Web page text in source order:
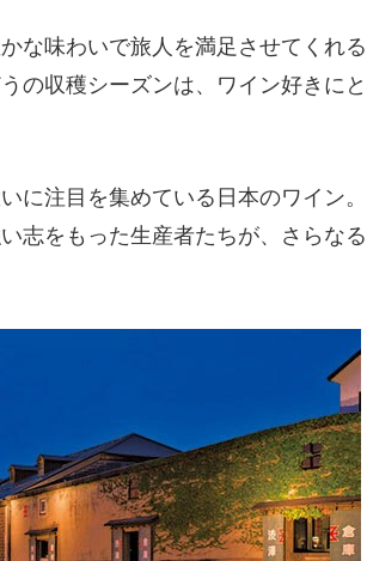
な味わいで旅人を満足させてくれ
の収穫シーズンは、ワイン好きに
に注目を集めている日本のワイン
志をもった生産者たちが、さらな